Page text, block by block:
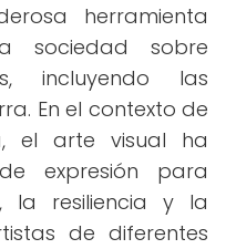
herramienta
sociedad sobre
incluyendo las
En el contexto de
el arte visual ha
expresión para
la resiliencia y la
de diferentes